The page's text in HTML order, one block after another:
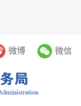
微博 微信